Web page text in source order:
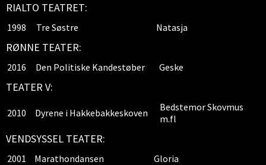
RIALTO TEATRET:
1998 Tre Søstre Natasja
RØNNE TEATER:
2016 Den Politiske Kandestøber Geske
TEATER V:
2010 Dyrene i Hakkebakkeskoven
Bedstemor Skovmus
m.fl
VENDSYSSEL TEATER:
2001 Marathondansen
Gloria